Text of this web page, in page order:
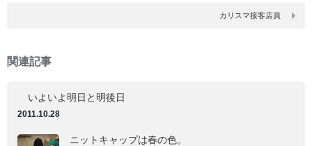
ン
ド
開
き
ま
す)
開
き
カリスマ接客店員
関連記事
いよいよ明日と明後日
2011.10.28
ニットキャップは春の色。